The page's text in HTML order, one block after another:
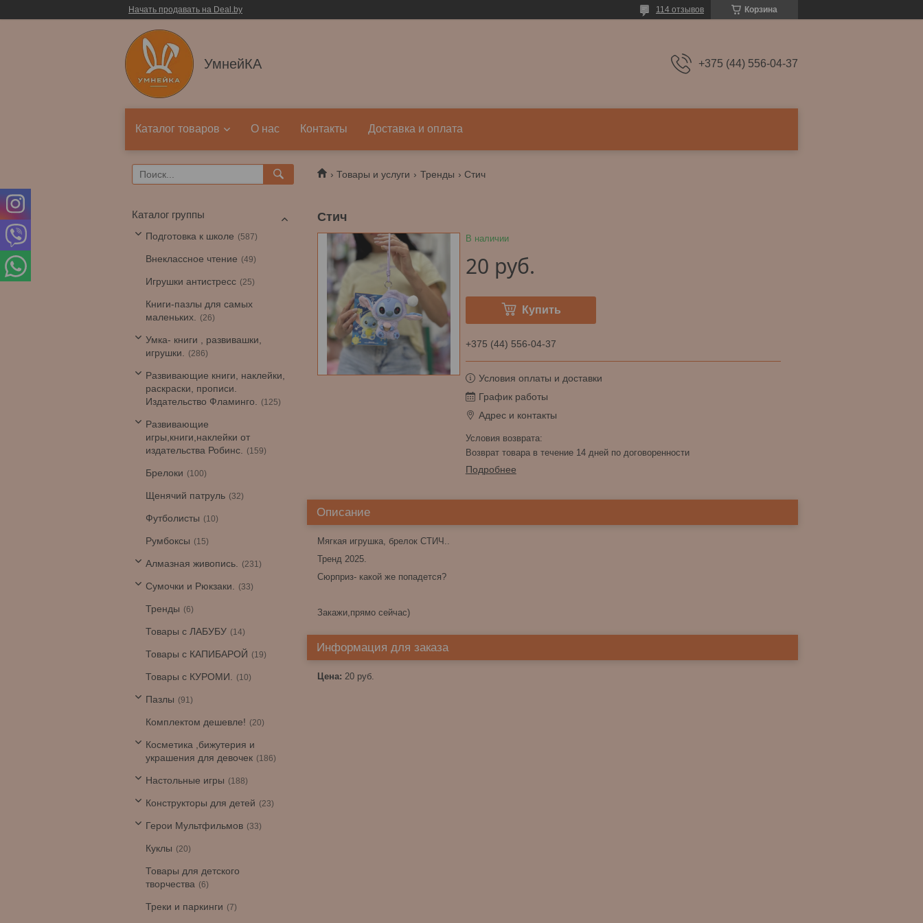
Начать продавать на Deal.by Корзина
114 отзывов
УмнейКА +375 (44) 556-04-37
Каталог товаров О нас Контакты Доставка и оплата
Товары и услуги Тренды Стич
Стич
В наличии
20 руб.
Купить
+375 (44) 556-04-37
Условия оплаты и доставки
График работы
Адрес и контакты
возврат товара в течение 14 дней по договоренности
Подробнее
Описание
Мягкая игрушка, брелок СТИЧ..
Тренд 2025.
Сюрприз- какой же попадется?
Закажи,прямо сейчас)
Информация для заказа
Цена: 20 руб.
Каталог группы
Подготовка к школе 587
Внеклассное чтение 49
Игрушки антистресс 25
Книги-пазлы для самых
маленьких.
26
Умка- книги , развивашки,
игрушки.
286
Развивающие книги, наклейки,
раскраски, прописи.
Издательство Фламинго.
125
Развивающие
игры,книги,наклейки от
издательства Робинс.
159
Брелоки 100
Щенячий патруль 32
Футболисты 10
Румбоксы 15
Алмазная живопись. 231
Сумочки и Рюкзаки. 33
Тренды 6
Товары с ЛАБУБУ 14
Товары с КАПИБАРОЙ 19
Товары с КУРОМИ. 10
Пазлы 91
Комплектом дешевле! 20
Косметика ,бижутерия и
украшения для девочек
186
Настольные игры 188
Конструкторы для детей 23
Герои Мультфильмов 33
Куклы 20
Товары для детского
творчества
6
Треки и паркинги 7